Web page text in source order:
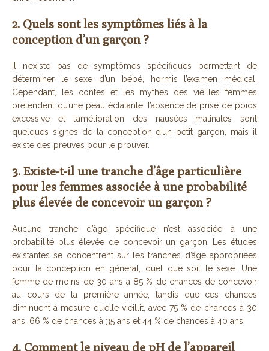
2. Quels sont les symptômes liés à la
conception d’un garçon ?
Il n’existe pas de symptômes spécifiques permettant de
déterminer le sexe d’un bébé, hormis l’examen médical.
Cependant, les contes et les mythes des vieilles femmes
prétendent qu’une peau éclatante, l’absence de prise de poids
excessive et l’amélioration des nausées matinales sont
quelques signes de la conception d’un petit garçon, mais il
existe des preuves pour le prouver.
3. Existe-t-il une tranche d’âge particulière
pour les femmes associée à une probabilité
plus élevée de concevoir un garçon ?
Aucune tranche d’âge spécifique n’est associée à une
probabilité plus élevée de concevoir un garçon. Les études
existantes se concentrent sur les tranches d’âge appropriées
pour la conception en général, quel que soit le sexe. Une
femme de moins de 30 ans a 85 % de chances de concevoir
au cours de la première année, tandis que ces chances
diminuent à mesure qu’elle vieillit, avec 75 % de chances à 30
ans, 66 % de chances à 35 ans et 44 % de chances à 40 ans.
4. Comment le niveau de pH de l’appareil